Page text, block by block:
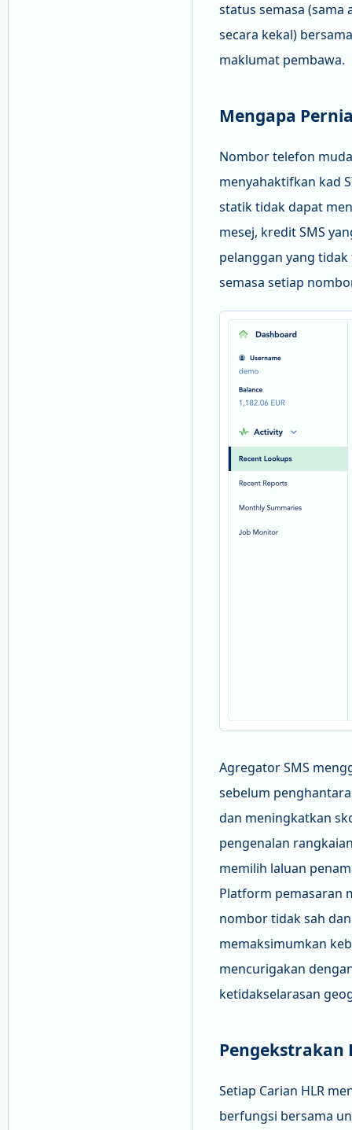
status semasa
secara kekal)
maklumat pembawa.
Mengapa
Nombor telefon
menyahaktifkan kad
statik tidak dapat
mesej, kredit SMS
pelanggan yang tidak
semasa setiap
Agregator SMS
sebelum
dan meningkatkan
pengenalan
memilih laluan
Platform pemasaran
nombor tidak sah
memaksimumkan
mencurigakan
ketidakselarasan
Pengekstrakan
Setiap Carian HLR
berfungsi bersama